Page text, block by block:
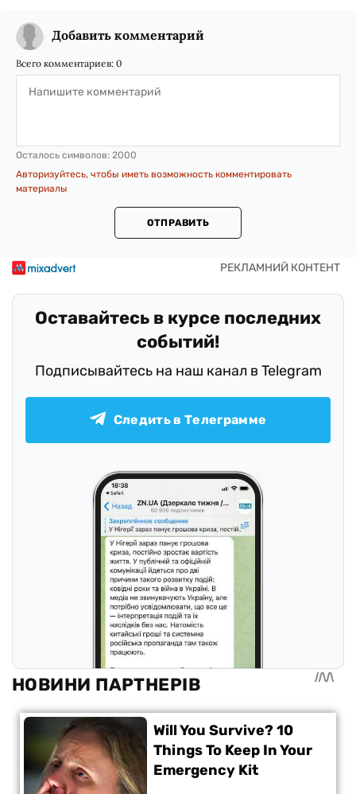
Добавить комментарий
Всего комментариев: 0
Осталось символов: 2000
Авторизуйтесь, чтобы иметь возможность комментировать
материалы
ОТПРАВИТЬ
Оставайтесь в курсе последних
событий!
Подписывайтесь на наш канал в Telegram
Следить в Телеграмме